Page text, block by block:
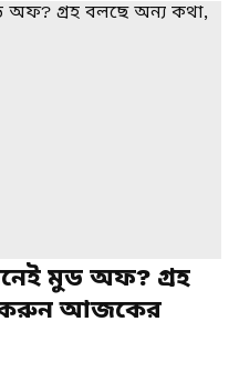
মুড অফ? গ্রহ
করুন আজকের